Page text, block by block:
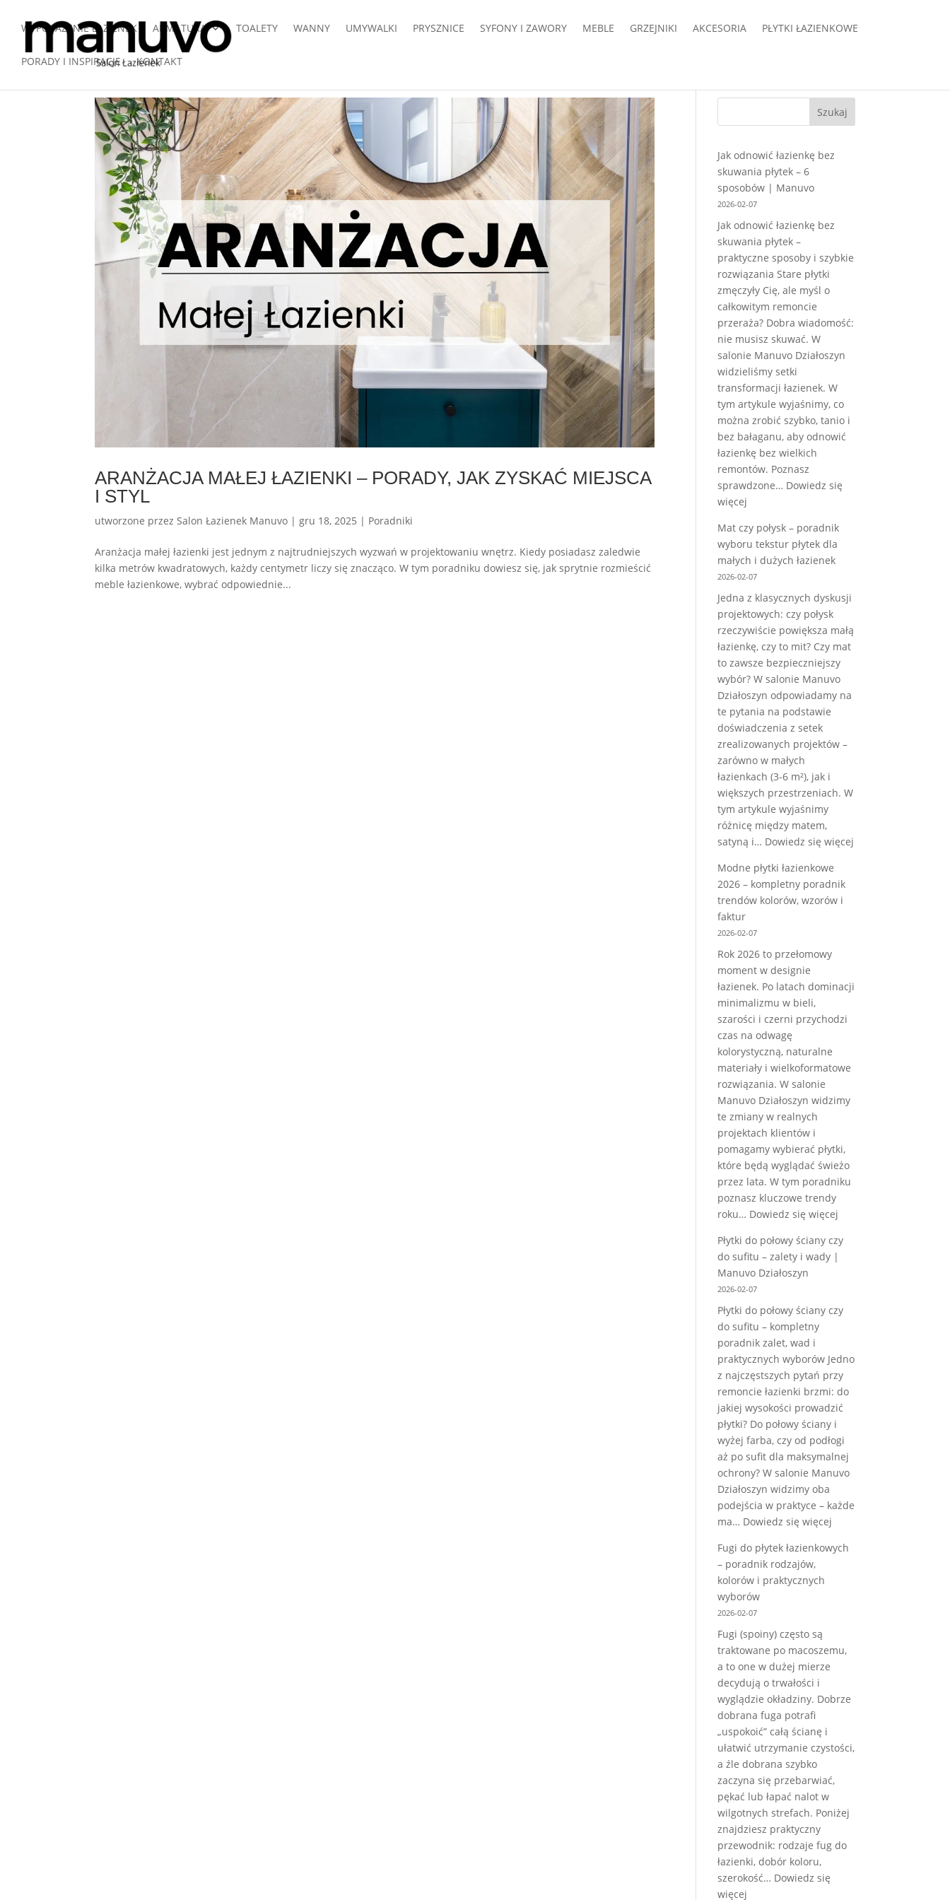
WYPOSAŻENIE ŁAZIENEK ARMATURA TOALETY WANNY UMYWALKI PRYSZNICE SYFONY I ZAWORY MEBLE GRZEJNIKI AKCESORIA PŁYTKI ŁAZIENKOWE
PORADY I INSPIRACJE KONTAKT
ARANŻACJA MAŁEJ ŁAZIENKI – PORADY, JAK ZYSKAĆ MIEJSCA
I STYL
utworzone przez Salon Łazienek Manuvo | gru 18, 2025 | Poradniki
Aranżacja małej łazienki jest jednym z najtrudniejszych wyzwań w projektowaniu wnętrz. Kiedy posiadasz zaledwie
kilka metrów kwadratowych, każdy centymetr liczy się znacząco. W tym poradniku dowiesz się, jak sprytnie rozmieścić
meble łazienkowe, wybrać odpowiednie...
Szukaj
Jak odnowić łazienkę bez
skuwania płytek – 6
sposobów | Manuvo
2026-02-07
Jak odnowić łazienkę bez
skuwania płytek –
praktyczne sposoby i szybkie
rozwiązania Stare płytki
zmęczyły Cię, ale myśl o
całkowitym remoncie
przeraża? Dobra wiadomość:
nie musisz skuwać. W
salonie Manuvo Działoszyn
widzieliśmy setki
transformacji łazienek. W
tym artykule wyjaśnimy, co
można zrobić szybko, tanio i
bez bałaganu, aby odnowić
łazienkę bez wielkich
remontów. Poznasz
sprawdzone… Dowiedz się
więcej
odnowić
łazienkę
bez
skuwania
płytek
–
6
sposobów
|
Manuvo
Mat czy połysk – poradnik
wyboru tekstur płytek dla
małych i dużych łazienek
2026-02-07
Jedna z klasycznych dyskusji
projektowych: czy połysk
rzeczywiście powiększa małą
łazienkę, czy to mit? Czy mat
to zawsze bezpieczniejszy
wybór? W salonie Manuvo
Działoszyn odpowiadamy na
te pytania na podstawie
doświadczenia z setek
zrealizowanych projektów –
zarówno w małych
łazienkach (3-6 m²), jak i
większych przestrzeniach. W
tym artykule wyjaśnimy
różnicę między matem,
satyną i… Dowiedz się więcej
dla
Modne płytki łazienkowe
2026 – kompletny poradnik
trendów kolorów, wzorów i
faktur
2026-02-07
Rok 2026 to przełomowy
moment w designie
łazienek. Po latach dominacji
minimalizmu w bieli,
szarości i czerni przychodzi
czas na odwagę
kolorystyczną, naturalne
materiały i wielkoformatowe
rozwiązania. W salonie
Manuvo Działoszyn widzimy
te zmiany w realnych
projektach klientów i
pomagamy wybierać płytki,
które będą wyglądać świeżo
przez lata. W tym poradniku
poznasz kluczowe trendy
roku… Dowiedz się więcej
płytki
kompletny
kolorów,
wzorów
i
faktur
Płytki do połowy ściany czy
do sufitu – zalety i wady |
Manuvo Działoszyn
2026-02-07
Płytki do połowy ściany czy
do sufitu – kompletny
poradnik zalet, wad i
praktycznych wyborów Jedno
z najczęstszych pytań przy
remoncie łazienki brzmi: do
jakiej wysokości prowadzić
płytki? Do połowy ściany i
wyżej farba, czy od podłogi
aż po sufit dla maksymalnej
ochrony? W salonie Manuvo
Działoszyn widzimy oba
podejścia w praktyce – każde
ma… Dowiedz się więcej
do
–
wady
Działoszyn
Fugi do płytek łazienkowych
– poradnik rodzajów,
kolorów i praktycznych
wyborów
2026-02-07
Fugi (spoiny) często są
traktowane po macoszemu,
a to one w dużej mierze
decydują o trwałości i
wyglądzie okładziny. Dobrze
dobrana fuga potrafi
„uspokoić” całą ścianę i
ułatwić utrzymanie czystości,
a źle dobrana szybko
zaczyna się przebarwiać,
pękać lub łapać nalot w
wilgotnych strefach. Poniżej
znajdziesz praktyczny
przewodnik: rodzaje fug do
łazienki, dobór koloru,
szerokość… Dowiedz się
więcej